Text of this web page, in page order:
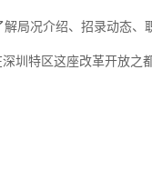
局况介绍、招录动态、
圳特区这座改革开放之